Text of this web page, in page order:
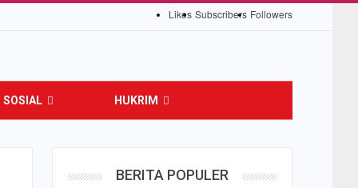
Likes Subscribers Followers
SOSIAL HUKRIM
BERITA POPULER